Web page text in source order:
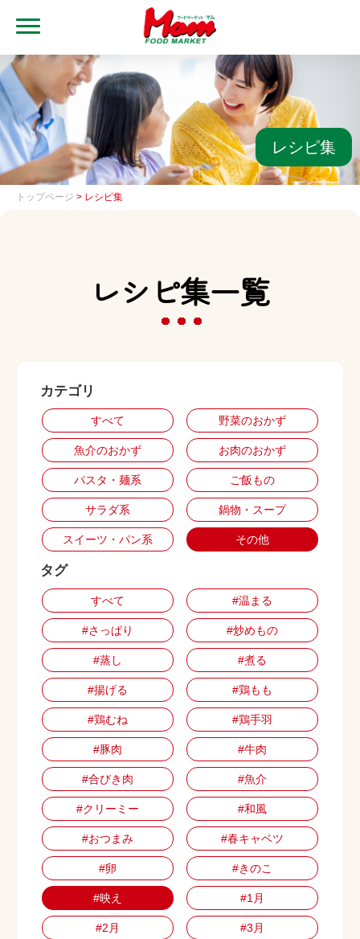
トップ
ブランド・店舗
マムアプリ
マムEdy
出店用地募集
レシピ集
トップページ > レシピ集
レシピ集一覧
カテゴリ
すべて 野菜のおかず
魚介のおかず お肉のおかず
パスタ・麺系 ご飯もの
サラダ系 鍋物・スープ
スイーツ・パン系 その他
タグ
すべて #温まる
#さっぱり #炒めもの
#蒸し #煮る
#揚げる #鶏もも
#鶏むね #鶏手羽
#豚肉 #牛肉
#合びき肉 #魚介
#クリーミー #和風
#おつまみ #春キャベツ
#卵 #きのこ
#映え #1月
#2月 #3月